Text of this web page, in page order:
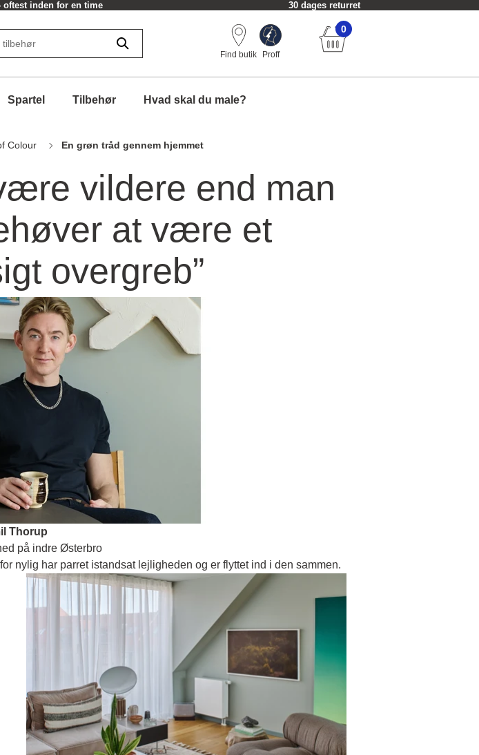
returret Fri fragt fra 549 kr.
Find butik Proff
0
Spartel Tilbehør Hvad skal du male?
Colour En grøn tråd gennem hjemmet
vildere end man
at være et
overgreb”
Thorup
på indre Østerbro
nylig har parret istandsat lejligheden og er flyttet ind i den sammen.